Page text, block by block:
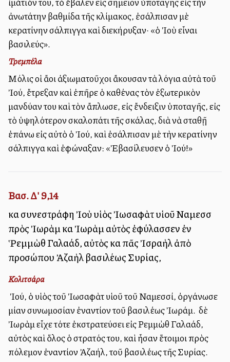
ἀνωτάτην βαθμίδα τῆς κλίμακος, ἐσάλπισαν μὲ
κερατίνην σάλπιγγα καὶ διεκήρυξαν· «ὁ Ἰοὺ εἶναι
βασιλεύς».
Τρεμπέλα
Μόλις οἱ ἄλλοι ἀξιωματοῦχοι ἄκουσαν τὰ λόγια αὐτὰ τοῦ
Ἰού, ἔτρεξαν καὶ ἐπῆρε ὁ καθένας τὸν ἐξωτερικὸν
μανδύαν του καὶ τὸν ἄπλωσε, εἰς ἔνδειξιν ὑποταγῆς, εἰς
τὸ ὑψηλότερον σκαλοπάτι τῆς σκάλας, διὰ νὰ σταθῇ
ἐπάνω εἰς αὐτὸ ὁ Ἰού, καὶ ἐσάλπισαν μὲ τὴν κερατίνην
σάλπιγγα καὶ ἐφώναξαν: «Ἐβασίλευσεν ὁ Ἰού!»
Βασ. Δ' 9,14
καὶ συνεστράφη Ἰοὺ υἱὸς Ἰωσαφὰτ υἱοῦ Ναμεσσὶ
πρὸς Ἰωρὰμ καὶ Ἰωρὰμ αὐτὸς ἐφύλασσεν ἐν
Ῥεμμὼθ Γαλαάδ, αὐτὸς καὶ πᾶς Ἰσραὴλ ἀπὸ
προσώπου Ἀζαὴλ βασιλέως Συρίας,
Κολιτσάρα
Ὁ Ἰού, ὁ υἱὸς τοῦ Ἰωσαφὰτ υἱοῦ τοῦ Ναμεσσί, ὀργάνωσε
μίαν συνωμοσίαν ἐναντίον τοῦ βασιλέως Ἰωράμ. Ὁ δὲ
Ἰωρὰμ εἶχε τότε ἐκστρατεύσει εἰς Ρεμμὼθ Γαλαάδ,
αὐτὸς καὶ ὅλος ὁ στρατός του, καὶ ἦσαν ἕτοιμοι πρὸς
πόλεμον ἐναντίον Ἀζαήλ, τοῦ βασιλέως τῆς Συρίας.